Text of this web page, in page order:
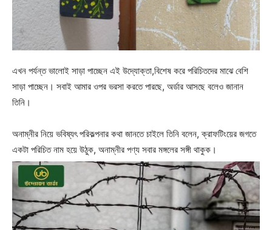
এখন পর্যন্ত ভালোই সাড়া পাচ্ছেন এই উদ্যোক্তা,বিশেষ করে পরিচিতদের মাঝে বেশি
সাড়া পাচ্ছেন। সবাই আমার ওপর ভরসা করতে পারছে, অর্ডার আসছে বলেও জানান
তিনি।
অনাম্নীর নিয়ে ভবিষ্যৎ পরিকল্পনার কথা জানতে চাইলে তিনি বলেন, ক্রাফটিংয়ের জগতে
একটা পরিচিত নাম হয়ে উঠুক, অনাম্নীর পণ্য সবার মঙ্গলের সঙ্গী থাকুক।